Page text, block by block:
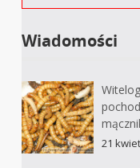
Wiadomości
21